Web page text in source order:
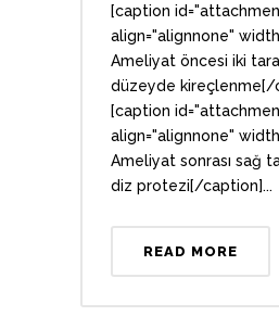
[caption
align="alignnone"
Ameliyat öncesi iki
düzeyde kireçlenme[/
[caption
align="alignnone"
Ameliyat sonrası sağ
diz protezi[/caption]...
READ MORE